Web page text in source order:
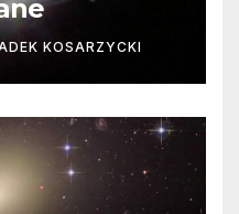
KOSARZYCKI